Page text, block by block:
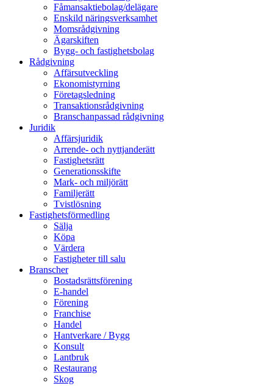
Fåmansaktiebolag/delägare
Enskild näringsverksamhet
Momsrådgivning
Ägarskiften
Bygg- och fastighetsbolag
Rådgivning
Affärsutveckling
Ekonomistyrning
Företagsledning
Transaktionsrådgivning
Branschanpassad rådgivning
Juridik
Affärsjuridik
Arrende- och nyttjanderätt
Fastighetsrätt
Generationsskifte
Mark- och miljörätt
Familjerätt
Tvistlösning
Fastighetsförmedling
Sälja
Köpa
Värdera
Fastigheter till salu
Branscher
Bostadsrättsförening
E-handel
Förening
Franchise
Handel
Hantverkare / Bygg
Konsult
Lantbruk
Restaurang
Skog